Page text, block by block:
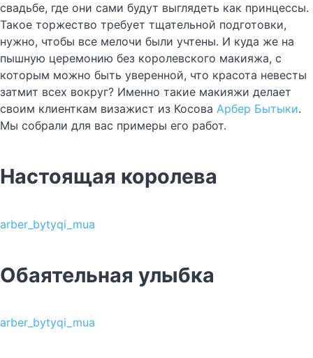
свадьбе, где они сами будут выглядеть как принцессы.
Такое торжество требует тщательной подготовки,
нужно, чтобы все мелочи были учтены. И куда же на
пышную церемонию без королевского макияжа, с
которым можно быть уверенной, что красота невесты
затмит всех вокруг? Именно такие макияжи делает
своим клиенткам визажист из Косова Арбер Бытыки.
Мы собрали для вас примеры его работ.
Настоящая королева
arber_bytyqi_mua
Обаятельная улыбка
arber_bytyqi_mua